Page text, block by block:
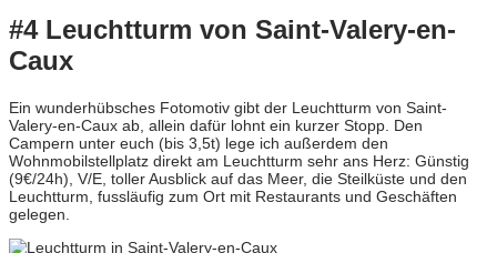
#4 Leuchtturm von Saint-Valery-en-
Caux
Ein wunderhübsches Fotomotiv gibt der Leuchtturm von Saint-
Valery-en-Caux ab, allein dafür lohnt ein kurzer Stopp. Den
Campern unter euch (bis 3,5t) lege ich außerdem den
Wohnmobilstellplatz direkt am Leuchtturm sehr ans Herz: Günstig
(9€/24h), V/E, toller Ausblick auf das Meer, die Steilküste und den
Leuchtturm, fussläufig zum Ort mit Restaurants und Geschäften
gelegen.